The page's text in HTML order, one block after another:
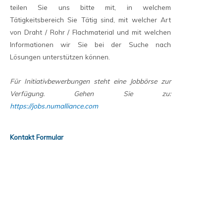
teilen Sie uns bitte mit, in welchem
Tätigkeitsbereich Sie Tätig sind, mit welcher Art
von Draht / Rohr / Flachmaterial und mit welchen
Informationen wir Sie bei der Suche nach
Lösungen unterstützen können.
Für Initiativbewerbungen steht eine Jobbörse zur
Verfügung. Gehen Sie zu:
https://jobs.numalliance.com
Kontakt Formular